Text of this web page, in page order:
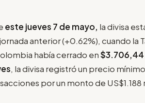
este jueves 7 de mayo, la divisa
anterior (+0.62%), cuando la
había cerrado en$3.706,44
, la divisa registró un precio
por un monto de US$1.188